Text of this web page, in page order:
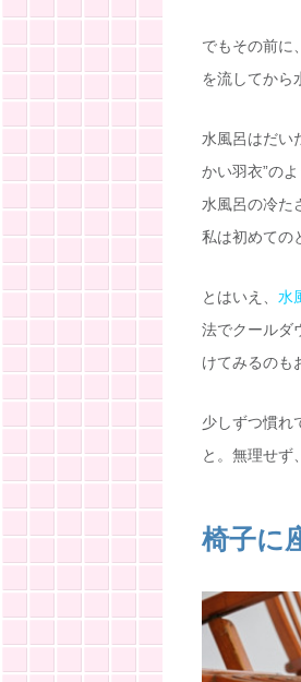
でもその前に
を流してから
水風呂はだい
かい羽衣”の
水風呂の冷た
私は初めての
とはいえ、水
法でクールダ
けてみるのも
少しずつ慣れ
と。無理せず
椅子に